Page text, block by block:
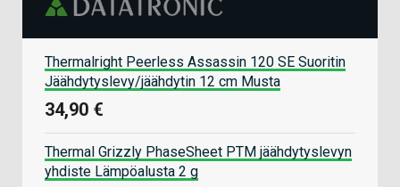
Thermalright Peerless Assassin 120 SE Suoritin
Jäähdytyslevy/jäähdytin 12 cm Musta
34,90 €
Thermal Grizzly PhaseSheet PTM jäähdytyslevyn
yhdiste Lämpöalusta 2 g